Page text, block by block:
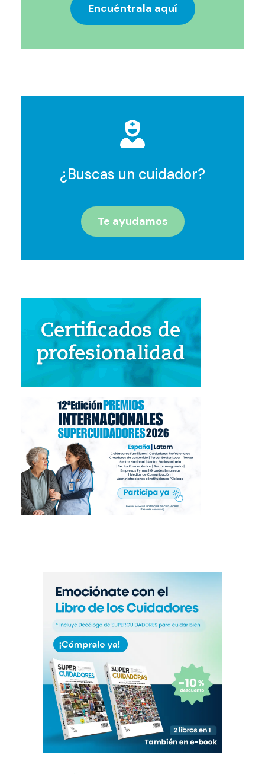
Encuéntrala aquí
¿Buscas un cuidador?
Te ayudamos